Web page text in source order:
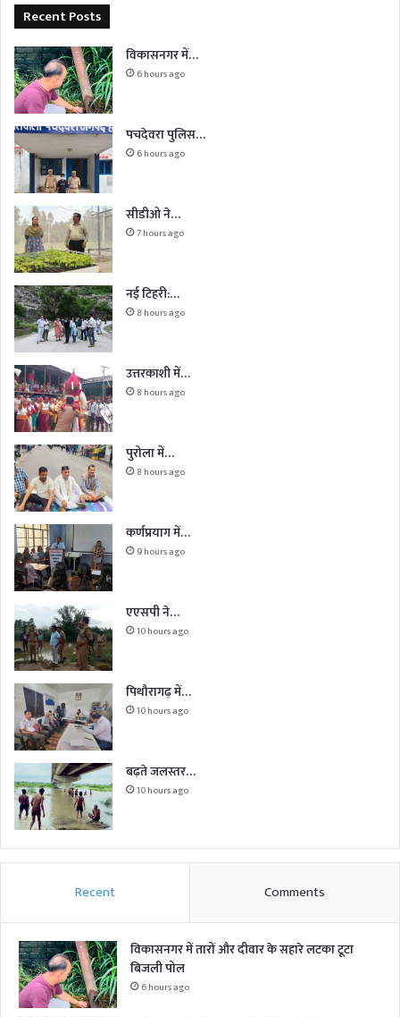
Recent Posts
विकासनगर में…
6 hours ago
पचदेवरा पुलिस…
6 hours ago
सीडीओ ने…
7 hours ago
नई टिहरी:…
8 hours ago
उत्तरकाशी में…
8 hours ago
पुरोला में…
8 hours ago
कर्णप्रयाग में…
9 hours ago
एएसपी ने…
10 hours ago
पिथौरागढ़ में…
10 hours ago
बढ़ते जलस्तर…
10 hours ago
Recent Comments
विकासनगर में तारों और दीवार के सहारे लटका टूटा
बिजली पोल
6 hours ago